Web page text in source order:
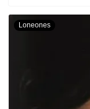
Loneones